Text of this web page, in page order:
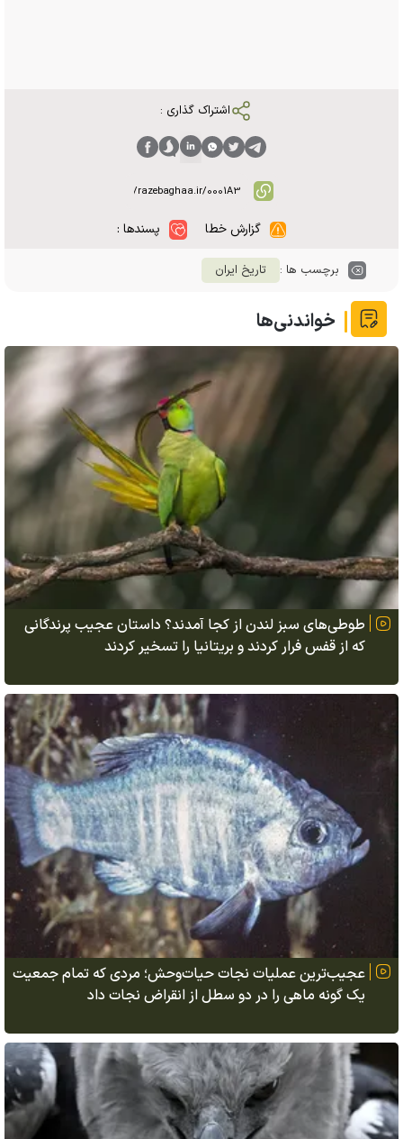
اشتراک گذاری :
گزارش خطا پسندها :
برچسب ها : تاریخ ایران
خواندنی‌ها
طوطی‌های سبز لندن از کجا آمدند؟ داستان عجیب پرندگانی
که از قفس فرار کردند و بریتانیا را تسخیر کردند
عجیب‌ترین عملیات نجات حیات‌وحش؛ مردی که تمام جمعیت
یک گونه ماهی را در دو سطل از انقراض نجات داد